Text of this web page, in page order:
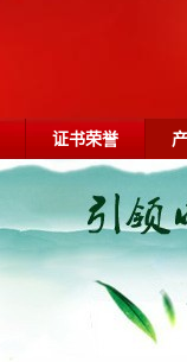
证书荣誉